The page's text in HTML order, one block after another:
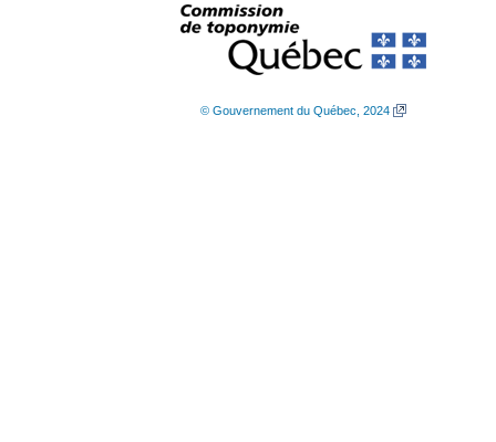
© Gouvernement du Québec, 2024